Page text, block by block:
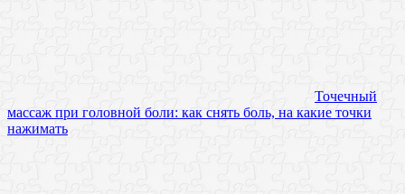
Точечный
массаж при головной боли: как снять боль, на какие точки
нажимать